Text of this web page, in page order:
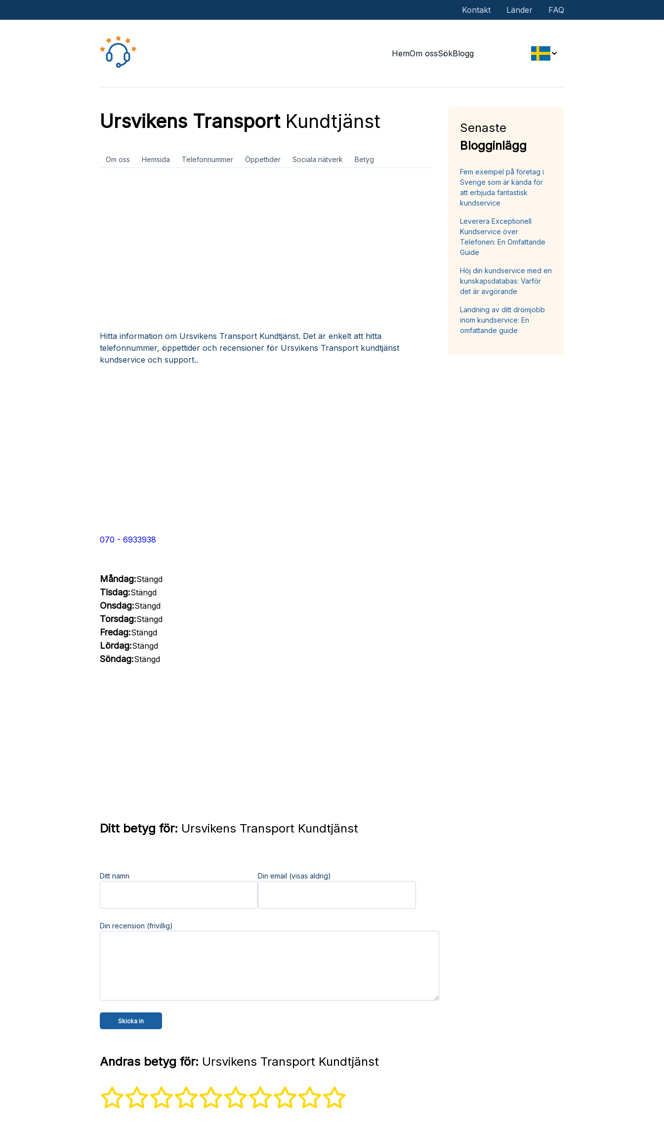
Kontakt Länder FAQ
HemOm ossSökBlogg
Ursvikens TransportKundtjänst
Om oss Hemsida Telefonnummer Öppettider Sociala nätverk Betyg
Hitta information om Ursvikens Transport Kundtjänst. Det är enkelt att hitta
telefonnummer, öppettider och recensioner för Ursvikens Transport kundtjänst
kundservice och support..
070 - 6933938
Måndag:Stängd
Tisdag:Stängd
Onsdag:Stängd
Torsdag:Stängd
Fredag:Stängd
Lördag:Stängd
Söndag:Stängd
Ditt betyg för: Ursvikens Transport Kundtjänst
Ditt namn Din email (visas aldrig)
Din recension (frivillig)
Andras betyg för: Ursvikens Transport Kundtjänst
Senaste
Blogginlägg
Fem exempel på företag i
Sverige som är kända för
att erbjuda fantastisk
kundservice
Leverera Exceptionell
Kundservice över
Telefonen: En Omfattande
Guide
Höj din kundservice med en
kunskapsdatabas: Varför
det är avgörande
Landning av ditt drömjobb
inom kundservice: En
omfattande guide